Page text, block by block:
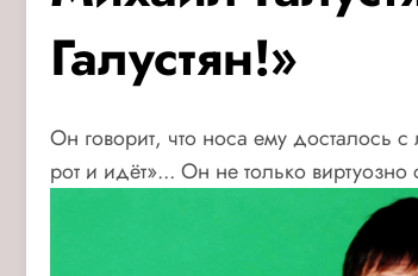
Галустян!»
Он говорит, что носа ему досталось с
рот и идёт»... Он не только